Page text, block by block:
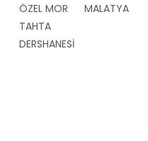
ÖZEL MOR
TAHTA
DERSHANESİ
MALATYA